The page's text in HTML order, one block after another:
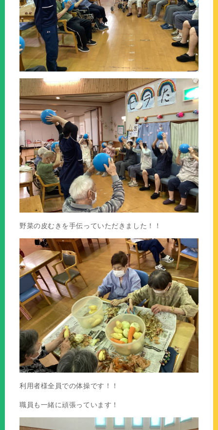
野菜の皮むきを手伝っていただきました！！
利用者様全員での体操です！！
職員も一緒に頑張っています！